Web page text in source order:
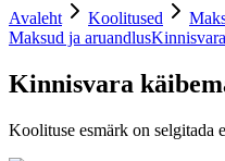
Avaleht
Koolitused
Maksud ja aruandlus
Kinnisvara
Koolituse esmärk on selgitada